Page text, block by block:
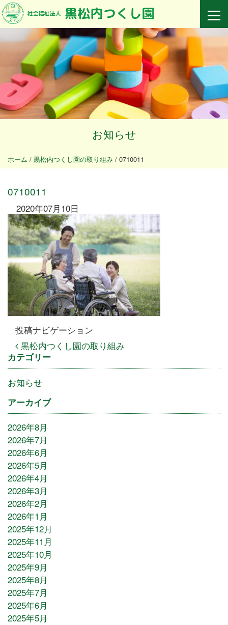
お知らせ
ホーム / 黒松内つくし園の取り組み / 0710011
0710011
2020年07月10日
投稿ナビゲーション
黒松内つくし園の取り組み
カテゴリー
お知らせ
アーカイブ
2026年8月
2026年7月
2026年6月
2026年5月
2026年4月
2026年3月
2026年2月
2026年1月
2025年12月
2025年11月
2025年10月
2025年9月
2025年8月
2025年7月
2025年6月
2025年5月